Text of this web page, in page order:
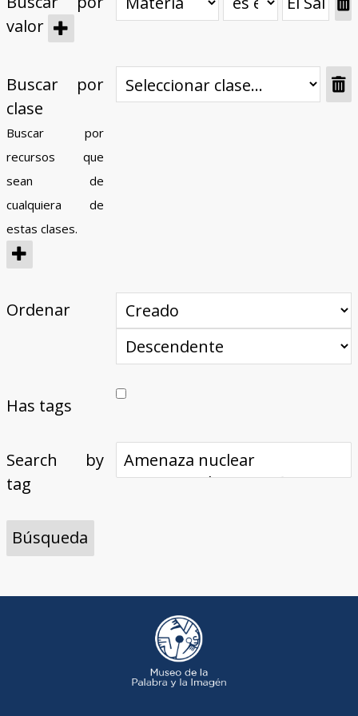
valor
Buscar por
clase
Buscar por
recursos que
sean de
cualquiera de
estas clases.
Ordenar
Has tags
Search by
tag